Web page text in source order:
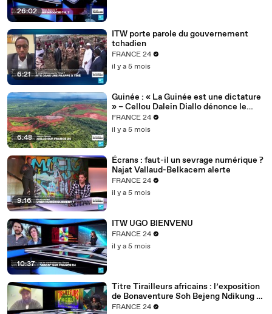
26:02
6:21
ITW porte parole du gouvernement
tchadien
FRANCE 24
il y a 5 mois
6:48
Guinée : « La Guinée est une dictature
» – Cellou Dalein Diallo dénonce le
régime Doumbouya
FRANCE 24
il y a 5 mois
9:16
Écrans : faut-il un sevrage numérique ?
Najat Vallaud-Belkacem alerte
FRANCE 24
il y a 5 mois
10:37
ITW UGO BIENVENU
FRANCE 24
il y a 5 mois
Titre Tirailleurs africains : l’exposition
de Bonaventure Soh Bejeng Ndikung à
Berlin
FRANCE 24